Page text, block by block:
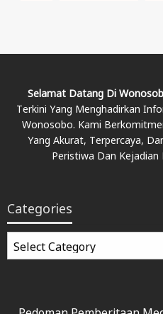
Selamat Datang Di
Terkini Yang Menghadirkan
Wonosobo. Kami
Yang Akurat, Terpercaya,
Peristiwa Dan
Categories
Categories